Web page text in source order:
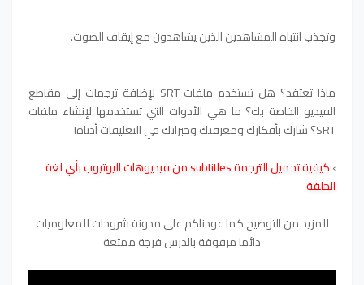
وتجذب انتباه المشاهدين الذين يشاهدون مع إيقاف الصوت.
ماذا تعتقد؟ هل تستخدم ملفات SRT لإضافة ترجمات إلى مقاطع
الفيديو الخاصة بك؟ ما هي الأدوات التي تستخدمها لإنشاء ملفات
SRT؟ شارك بأفكارك ومعرفتك وخبراتك في التعليقات أدناه!
›
كيفية تحميل الترجمة subtitles من فيديوهات اليوتيوب بأي لغة
الحلقة
للمزيد من التوضيح كما عودناكم على مدونة شروحات للمعلوميات
دائما مرفوقة بالدرس فرجة ممتعة